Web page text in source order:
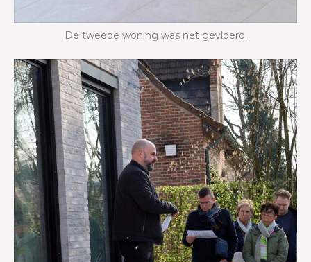
De tweede woning was net gevloerd.